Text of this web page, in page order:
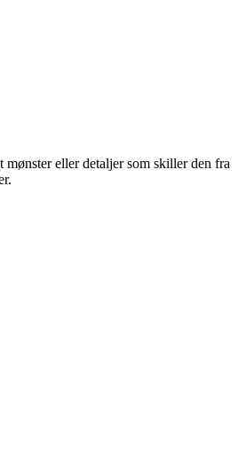
eller detaljer som skiller den fra